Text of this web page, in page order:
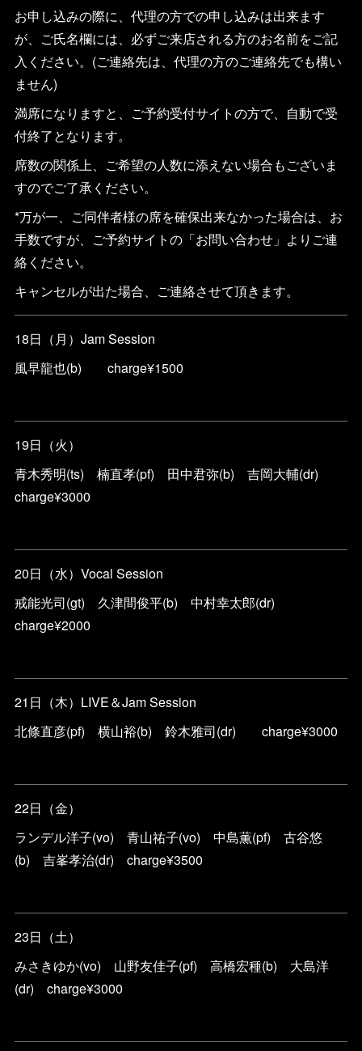
お申し込みの際に、代理の方での申し込みは出来ます
が、ご氏名欄には、必ずご来店される方のお名前をご記
入ください。(ご連絡先は、代理の方のご連絡先でも構い
ません)
満席になりますと、ご予約受付サイトの方で、自動で受
付終了となります。
席数の関係上、ご希望の人数に添えない場合もございま
すのでご了承ください。
*万が一、ご同伴者様の席を確保出来なかった場合は、お
手数ですが、ご予約サイトの「お問い合わせ」よりご連
絡ください。
キャンセルが出た場合、ご連絡させて頂きます。
18日（月）Jam Session
風早龍也(b) charge¥1500
19日（火）
青木秀明(ts) 楠直孝(pf) 田中君弥(b) 吉岡大輔(dr)
charge¥3000
20日（水）Vocal Session
戒能光司(gt) 久津間俊平(b) 中村幸太郎(dr)
charge¥2000
21日（木）LIVE＆Jam Session
北條直彦(pf) 横山裕(b) 鈴木雅司(dr) charge¥3000
22日（金）
ランデル洋子(vo) 青山祐子(vo) 中島薫(pf) 古谷悠
(b) 吉峯孝治(dr) charge¥3500
23日（土）
みさきゆか(vo) 山野友佳子(pf) 高橋宏種(b) 大島洋
(dr) charge¥3000